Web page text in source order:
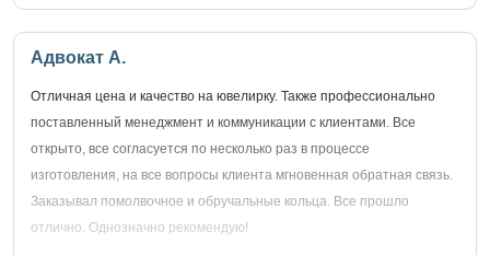
Адвокат А.
Отличная цена и качество на ювелирку. Также профессионально
поставленный менеджмент и коммуникации с клиентами. Все
открыто, все согласуется по несколько раз в процессе
изготовления, на все вопросы клиента мгновенная обратная связь.
Заказывал помолвочное и обручальные кольца. Все прошло
отлично. Однозначно рекомендую!